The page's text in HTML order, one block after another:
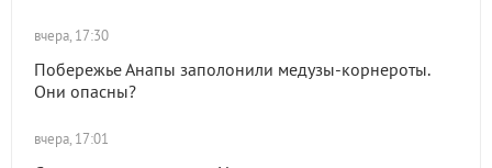
вчера, 17:30
Побережье Анапы заполонили медузы-корнероты.
Они опасны?
вчера, 17:01